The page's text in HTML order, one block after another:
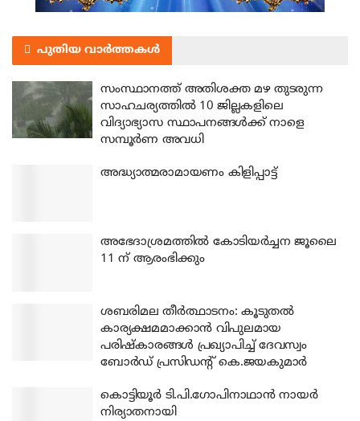
പുതിയ വാർത്തകൾ
സംസ്ഥാനത്ത് അതിശക്ത മഴ തുടരുന്ന
സാഹചര്യത്തിൽ 10 ജില്ലകളിലെ
വിദ്യാഭ്യാസ സ്ഥാപനങ്ങൾക്ക് നാളെ
സമ്പൂർണ അവധി
അദ്ധ്യാത്മരാമായണം കിളിപ്പാട്ട്
അഭേദാശ്രമത്തില്‍ കോടിയര്‍ച്ചന ജൂലൈ
11 ന് ആരംഭിക്കും
ശബരിമല തീര്‍ത്ഥാടനം: കൂടുതല്‍
കാര്യക്ഷമമാക്കാന്‍ വിപുലമായ
പരിഷ്‌കാരങ്ങള്‍ പ്രഖ്യാപിച്ച് ദേവസ്വം
ബോര്‍ഡ് പ്രസിഡന്റ് കെ.ജയകുമാര്‍
കൊട്ടിയൂര്‍ ടി.പി.ഗോപിനാഥാന്‍ നായര്‍
നിര്യാതനായി